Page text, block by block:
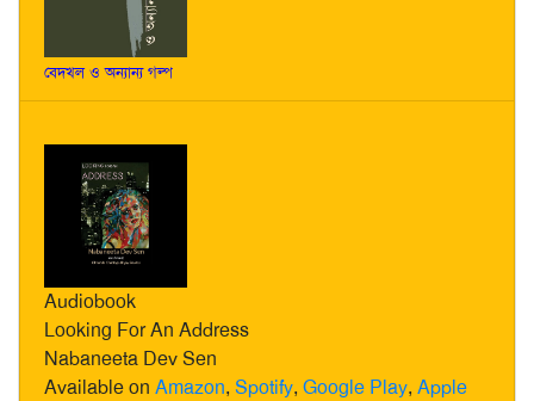
বেদখল ও অন্যান্য গল্প
Audiobook
Looking For An Address
Nabaneeta Dev Sen
Available on Amazon, Spotify, Google Play, Apple